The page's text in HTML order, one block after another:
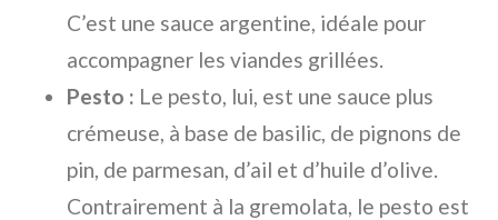
C’est une sauce argentine, idéale pour
accompagner les viandes grillées.
Pesto : Le pesto, lui, est une sauce plus
crémeuse, à base de basilic, de pignons de
pin, de parmesan, d’ail et d’huile d’olive.
Contrairement à la gremolata, le pesto est